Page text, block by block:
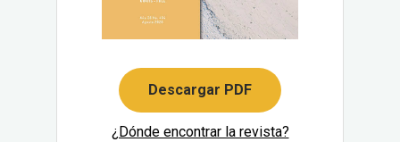
Descargar PDF
¿Dónde encontrar la revista?